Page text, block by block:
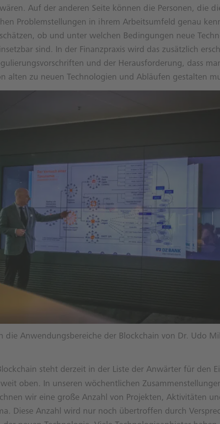
Auf der anderen Seite können die Personen, die
Problemstellungen in ihrem Arbeitsumfeld genau
ob und unter welchen Bedingungen neue
sind. In der Finanzpraxis wird das zusätzlich
und der Herausforderung, dass
alten zu neuen Technologien und Abläufen gestalten
die Anwendungsbereiche der Blockchain von Dr. Udo
steht derzeit in der Liste der Anwärter für den
oben. In unseren wöchentlichen
wir eine große Anzahl von Projekten, Aktivitäten
Diese Anzahl wird nur noch übertroffen durch